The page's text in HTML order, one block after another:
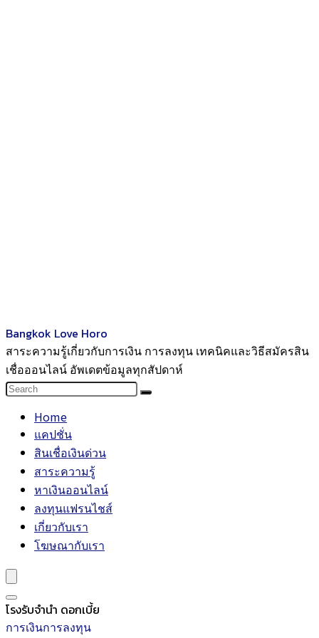
Bangkok Love Horo
สาระความรู้เกี่ยวกับการเงิน การลงทุน เทคนิคและวิธีสมัครสิน
เชื่อออนไลน์ อัพเดตข้อมูลทุกสัปดาห์
Home
แคปชั่น
สินเชื่อเงินด่วน
สาระความรู้
หาเงินออนไลน์
ลงทุนแฟรนไชส์
เกี่ยวกับเรา
โฆษณากับเรา
โรงรับจำนำ ดอกเบี้ย
การเงินการลงทุน